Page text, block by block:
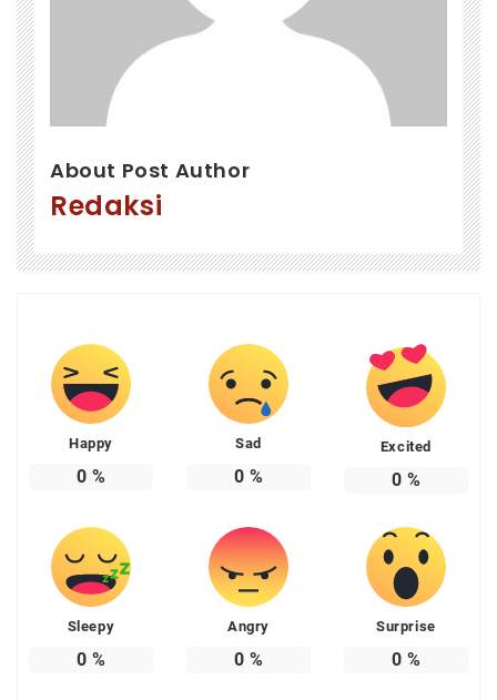
About Post Author
Redaksi
Happy
0 %
Sad
0 %
Excited
0 %
Sleepy
0 %
Angry
0 %
Surprise
0 %